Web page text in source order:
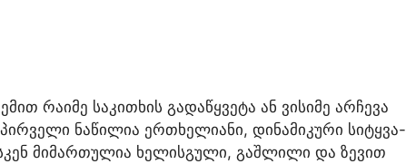
რაიმე საკითხის გადაწყვეტა ან ვისიმე არჩევა
ნაწილია ერთხელიანი, დინამიკური სიტყვა-
მიმართულია ხელისგული, გაშლილი და ზევით